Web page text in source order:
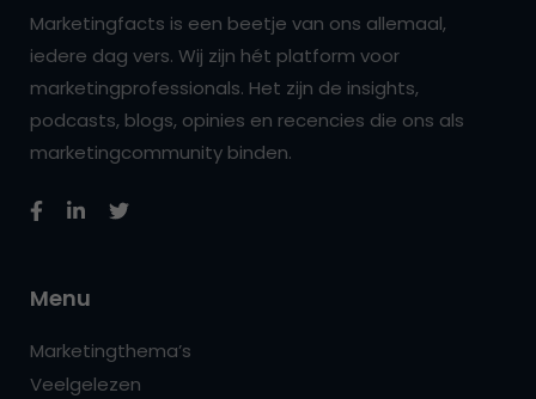
Marketingfacts is een beetje van ons allemaal,
iedere dag vers. Wij zijn hét platform voor
marketingprofessionals. Het zijn de insights,
podcasts, blogs, opinies en recencies die ons als
marketingcommunity binden.
Menu
Marketingthema’s
Veelgelezen